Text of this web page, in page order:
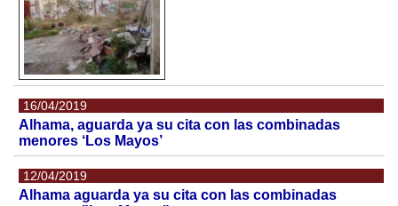
16/04/2019
Alhama, aguarda ya su cita con las combinadas
menores ‘Los Mayos’
12/04/2019
Alhama aguarda ya su cita con las combinadas